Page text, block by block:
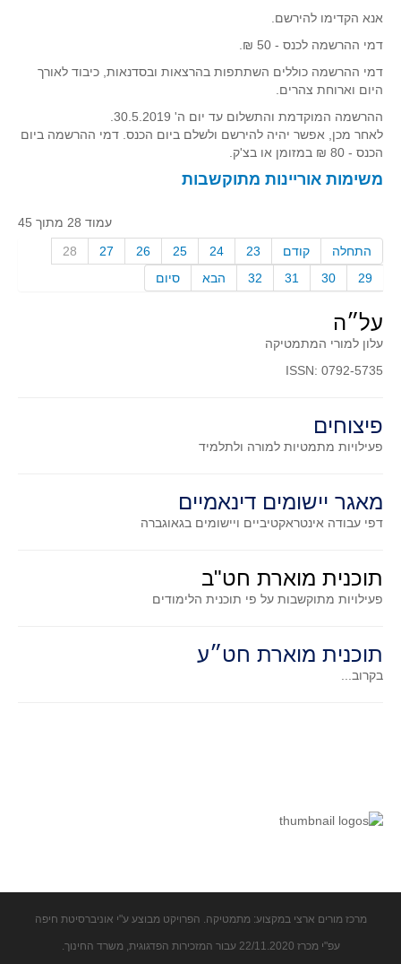
אנא הקדימו להירשם.
דמי ההרשמה לכנס - 50 ₪.
דמי ההרשמה כוללים השתתפות בהרצאות ובסדנאות, כיבוד לאורך
היום וארוחת צהרים.
ההרשמה המוקדמת והתשלום עד יום ה' 30.5.2019.
לאחר מכן, אפשר יהיה להירשם ולשלם ביום הכנס. דמי ההרשמה ביום
הכנס - 80 ₪ במזומן או בצ'ק.
משימות אוריינות מתוקשבות
עמוד 28 מתוך 45
התחלה
קודם 23
24
25
26
27
28
29
30
31
32 הבא סיום
על״ה
עלון למורי המתמטיקה
ISSN: 0792-5735
פיצוחים
פעילויות מתמטיות למורה ולתלמיד
מאגר יישומים דינאמיים
דפי עבודה אינטראקטיביים ויישומים בגאוגברה
תוכנית מוארת חט"ב
פעילויות מתוקשבות על פי תוכנית הלימודים
תוכנית מוארת חט״ע
בקרוב...
מרכז מורים ארצי במקצוע: מתמטיקה. הפרויקט מבוצע ע"י אוניברסיטת חיפה
עפ"י מכרז 22/11.2020 עבור המזכירות הפדגוגית, משרד החינוך.